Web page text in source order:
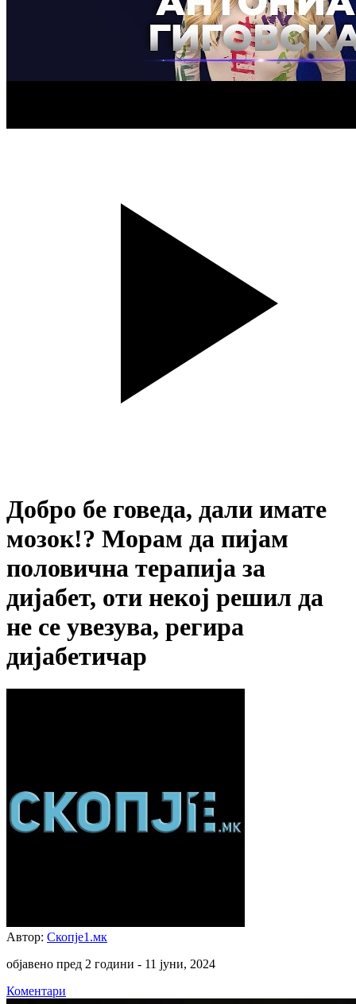
Добро бе говеда, дали имате
мозок!? Морам да пијам
половична терапија за
дијабет, оти некој решил да
не се увезува, регира
дијабетичар
Автор: Скопје1.мк
објавено пред 2 години - 11 јуни, 2024
Коментари